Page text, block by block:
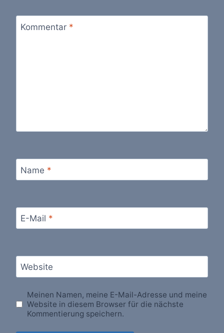
Kommentar *
Name *
E-Mail *
Website
Meinen Namen, meine E-Mail-Adresse und meine
Website in diesem Browser für die nächste
Kommentierung speichern.